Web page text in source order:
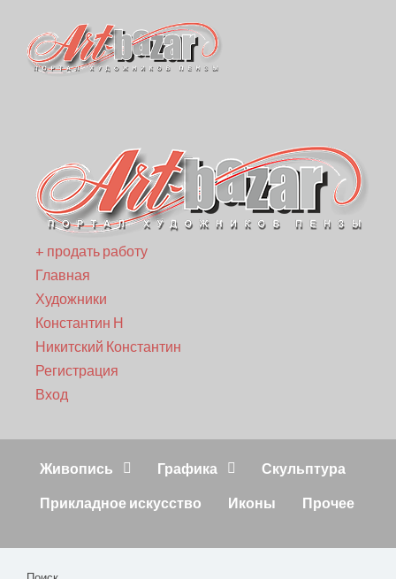
+ продать работу
Главная
Художники
Константин Н
Никитский Константин
Регистрация
Вход
Живопись Графика Скульптура
Прикладное искусство Иконы Прочее